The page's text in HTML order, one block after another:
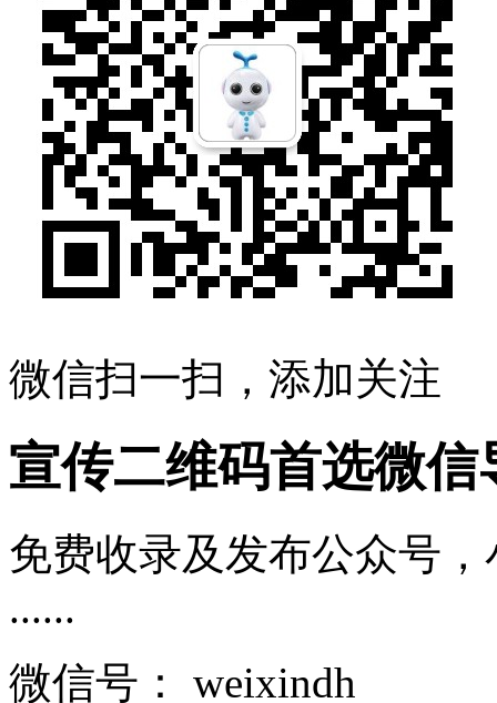
微信扫一扫，添加关注
宣传二维码首选微信
免费收录及发布公众号
......
微信号： weixindh